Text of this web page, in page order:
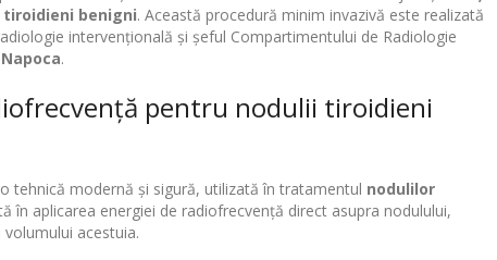
benigni. Această procedură minim invazivă este realizată
intervențională și șeful Compartimentului de Radiologie
Napoca.
pentru nodulii tiroidieni
tehnică modernă și sigură, utilizată în tratamentul nodulilor
în aplicarea energiei de radiofrecvență direct asupra nodulului,
acestuia.